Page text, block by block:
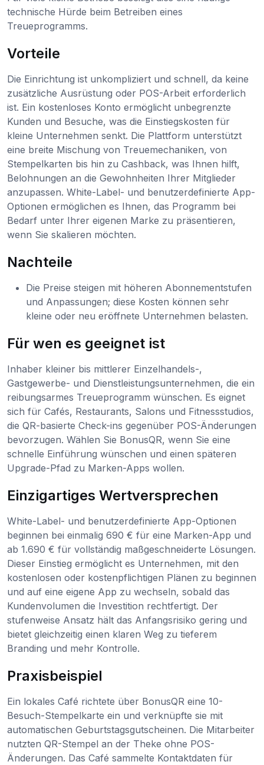
technische Hürde beim Betreiben eines
Treueprogramms.
Vorteile
Die Einrichtung ist unkompliziert und schnell, da keine
zusätzliche Ausrüstung oder POS-Arbeit erforderlich
ist. Ein kostenloses Konto ermöglicht unbegrenzte
Kunden und Besuche, was die Einstiegskosten für
kleine Unternehmen senkt. Die Plattform unterstützt
eine breite Mischung von Treuemechaniken, von
Stempelkarten bis hin zu Cashback, was Ihnen hilft,
Belohnungen an die Gewohnheiten Ihrer Mitglieder
anzupassen. White-Label- und benutzerdefinierte App-
Optionen ermöglichen es Ihnen, das Programm bei
Bedarf unter Ihrer eigenen Marke zu präsentieren,
wenn Sie skalieren möchten.
Nachteile
Die Preise steigen mit höheren Abonnementstufen
und Anpassungen; diese Kosten können sehr
kleine oder neu eröffnete Unternehmen belasten.
Für wen es geeignet ist
Inhaber kleiner bis mittlerer Einzelhandels-,
Gastgewerbe- und Dienstleistungsunternehmen, die ein
reibungsarmes Treueprogramm wünschen. Es eignet
sich für Cafés, Restaurants, Salons und Fitnessstudios,
die QR-basierte Check-ins gegenüber POS-Änderungen
bevorzugen. Wählen Sie BonusQR, wenn Sie eine
schnelle Einführung wünschen und einen späteren
Upgrade-Pfad zu Marken-Apps wollen.
Einzigartiges Wertversprechen
White-Label- und benutzerdefinierte App-Optionen
beginnen bei einmalig 690 € für eine Marken-App und
ab 1.690 € für vollständig maßgeschneiderte Lösungen.
Dieser Einstieg ermöglicht es Unternehmen, mit den
kostenlosen oder kostenpflichtigen Plänen zu beginnen
und auf eine eigene App zu wechseln, sobald das
Kundenvolumen die Investition rechtfertigt. Der
stufenweise Ansatz hält das Anfangsrisiko gering und
bietet gleichzeitig einen klaren Weg zu tieferem
Branding und mehr Kontrolle.
Praxisbeispiel
Ein lokales Café richtete über BonusQR eine 10-
Besuch-Stempelkarte ein und verknüpfte sie mit
automatischen Geburtstagsgutscheinen. Die Mitarbeiter
nutzten QR-Stempel an der Theke ohne POS-
Änderungen. Das Café sammelte Kontaktdaten für